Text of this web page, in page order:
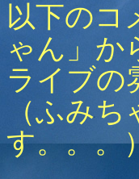
以下のコ
ゃん」か
ライブの
（ふみ
す。。。